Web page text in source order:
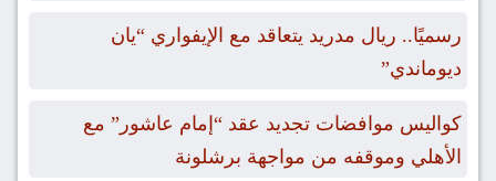
رسميًا.. ريال مدريد يتعاقد مع الإيفواري “يان
ديوماندي”
كواليس موافضات تجديد عقد “إمام عاشور” مع
الأهلي وموقفه من مواجهة برشلونة